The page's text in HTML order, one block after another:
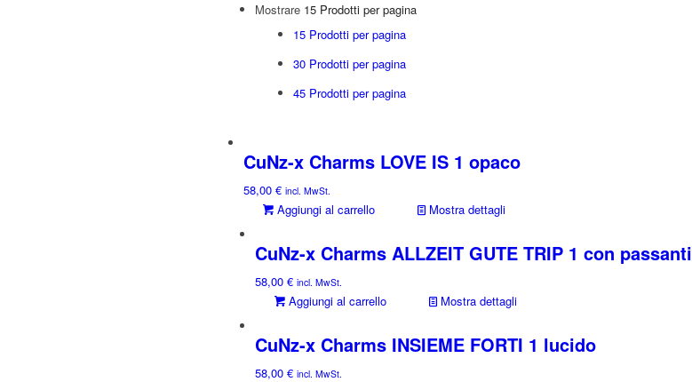
Mostrare 15 Prodotti per pagina
15 Prodotti per pagina
30 Prodotti per pagina
45 Prodotti per pagina
CuNz-x Charms LOVE IS 1 opaco
58,00 € incl. MwSt.
Aggiungi al carrello Mostra dettagli
CuNz-x Charms ALLZEIT GUTE TRIP 1 con passanti
58,00 € incl. MwSt.
Aggiungi al carrello Mostra dettagli
CuNz-x Charms INSIEME FORTI 1 lucido
58,00 € incl. MwSt.